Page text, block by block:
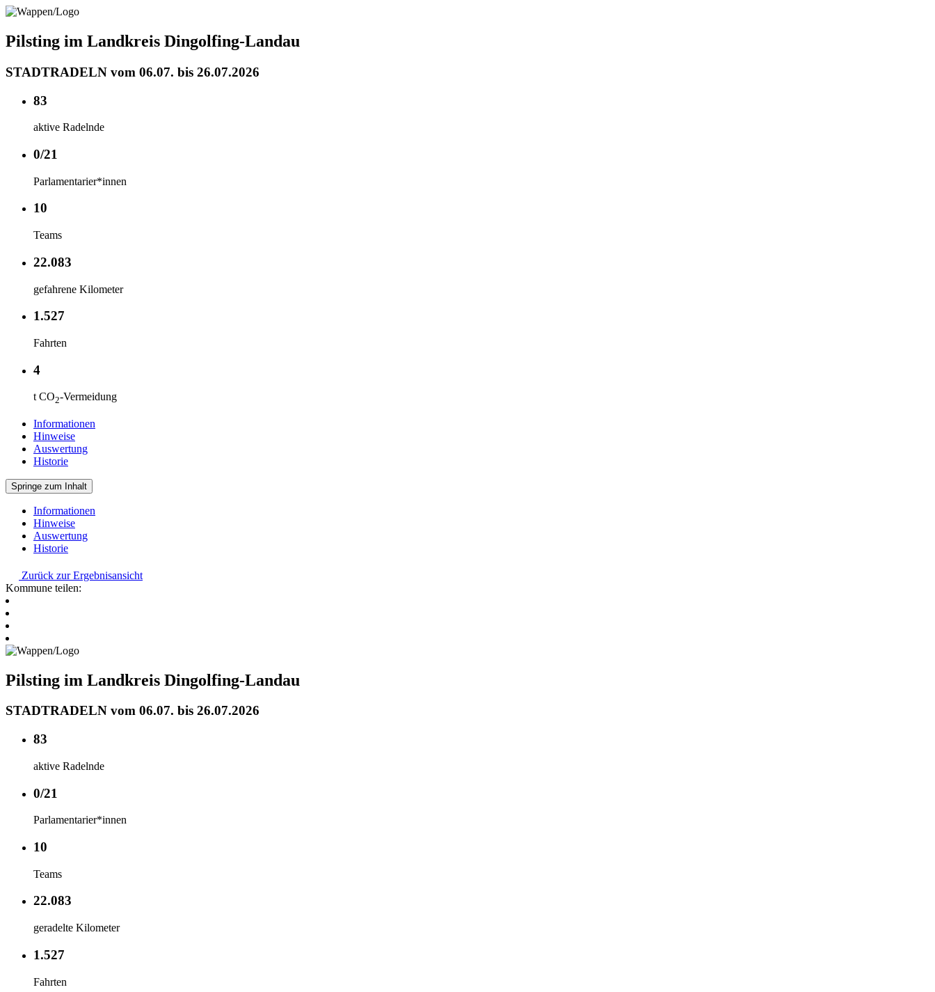
Pilsting im Landkreis Dingolfing-Landau
STADTRADELN vom 06.07. bis 26.07.2026
83
aktive Radelnde
0/21
Parlamentarier*innen
10
Teams
22.083
gefahrene Kilometer
1.527
Fahrten
4
t CO2-Vermeidung
Informationen
Hinweise
Auswertung
Historie
Springe zum Inhalt
Informationen
Hinweise
Auswertung
Historie
Zurück zur Ergebnisansicht
Kommune teilen:
Pilsting im Landkreis Dingolfing-Landau
STADTRADELN vom 06.07. bis 26.07.2026
83
aktive Radelnde
0/21
Parlamentarier*innen
10
Teams
22.083
geradelte Kilometer
1.527
Fahrten